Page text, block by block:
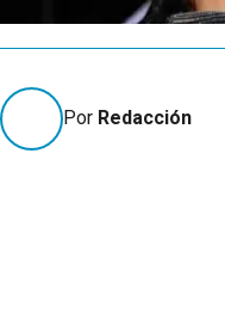
Por Redacción